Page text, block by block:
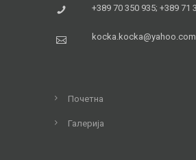
+389 70 350 935; +389 71
kocka.kocka@yahoo.com
Почетна
Галерија